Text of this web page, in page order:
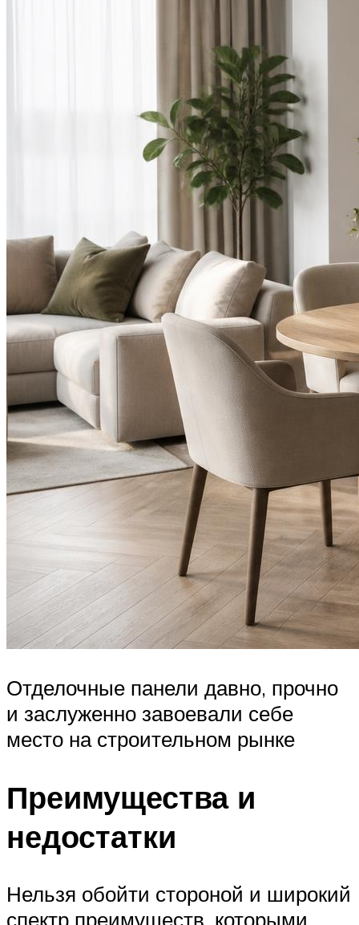
Отделочные панели давно, прочно
и заслуженно завоевали себе
место на строительном рынке
Преимущества и
недостатки
Нельзя обойти стороной и широкий
спектр преимуществ, которыми